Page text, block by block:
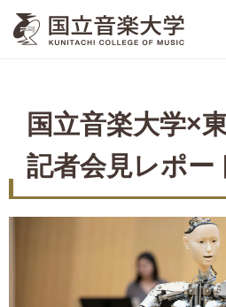
国立音楽大学×
記者会見レポー